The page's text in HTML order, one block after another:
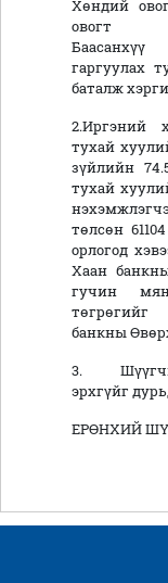
Хөндий
гаргуулах
баталж
2.Иргэний
тухай
зүйлийн
тухай
төлсөн
орлогод
Хаан
гучин
банкны
3.
эрхгүйг
ЕРӨНХИЙ